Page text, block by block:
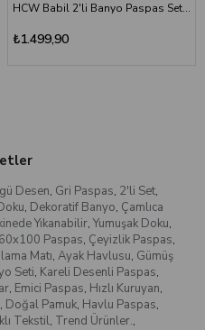
HCW Babil 2'li Banyo Paspas Seti Bej 40x60-60x100 cm
₺1.499,90
Desen, Gri Paspas, 2'li Set,
, Dekoratif Banyo, Çamlıca
Yıkanabilir,Yumuşak Doku,
60x100 Paspas, Çeyizlik Paspas,
Matı, Ayak Havlusu, Gümüş
Seti, Kareli Desenli Paspas,
, Emici Paspas, Hızlı Kuruyan,
, Doğal Pamuk, Havlu Paspas,
Tekstil, Trend Ürünler.,